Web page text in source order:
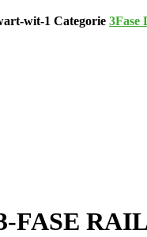
wit-1 Categorie 3Fase
FASE